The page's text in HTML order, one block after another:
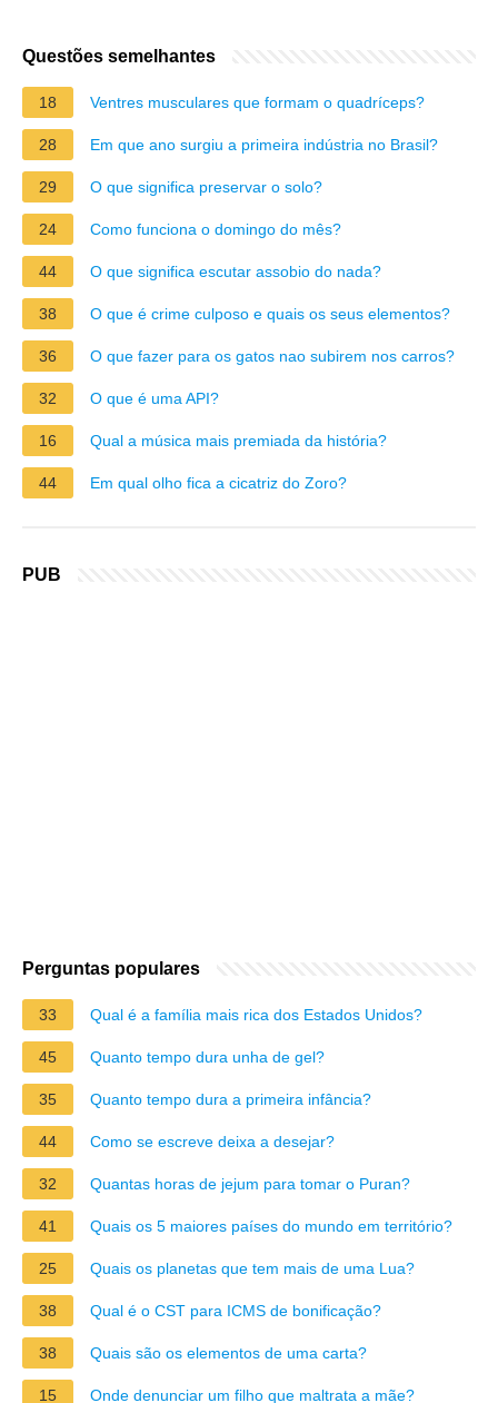
Questões semelhantes
18 Ventres musculares que formam o quadríceps?
28 Em que ano surgiu a primeira indústria no Brasil?
29 O que significa preservar o solo?
24 Como funciona o domingo do mês?
44 O que significa escutar assobio do nada?
38 O que é crime culposo e quais os seus elementos?
36 O que fazer para os gatos nao subirem nos carros?
32 O que é uma API?
16 Qual a música mais premiada da história?
44 Em qual olho fica a cicatriz do Zoro?
PUB
Perguntas populares
33 Qual é a família mais rica dos Estados Unidos?
45 Quanto tempo dura unha de gel?
35 Quanto tempo dura a primeira infância?
44 Como se escreve deixa a desejar?
32 Quantas horas de jejum para tomar o Puran?
41 Quais os 5 maiores países do mundo em território?
25 Quais os planetas que tem mais de uma Lua?
38 Qual é o CST para ICMS de bonificação?
38 Quais são os elementos de uma carta?
15 Onde denunciar um filho que maltrata a mãe?